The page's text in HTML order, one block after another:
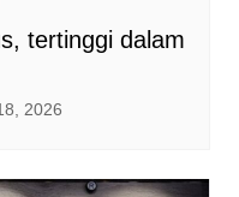
tertinggi dalam
2026